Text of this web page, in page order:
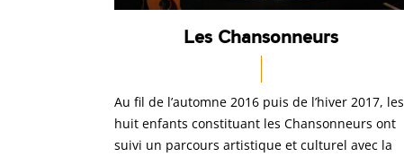
Les Chansonneurs
Au fil de l’automne 2016 puis de l’hiver 2017, les
huit enfants constituant les Chansonneurs ont
suivi un parcours artistique et culturel avec la